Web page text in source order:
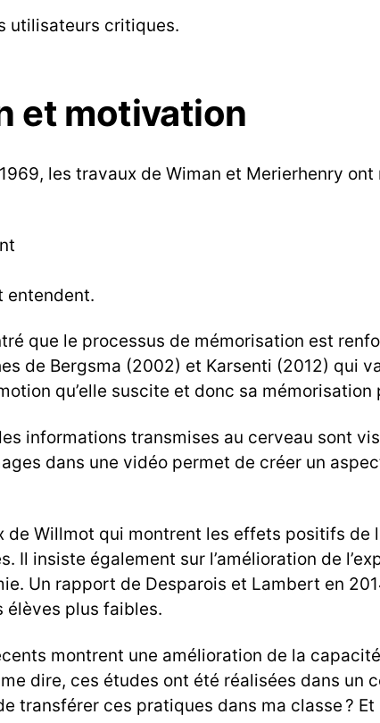
utilisateurs critiques.
et motivation
les travaux de Wiman et Merierhenry
entendent.
que le processus de mémorisation est
de Bergsma (2002) et Karsenti (2012) qui
qu’elle suscite et donc sa mémorisation
informations transmises au cerveau sont
dans une vidéo permet de créer un
de Willmot qui montrent les effets positifs
Il insiste également sur l’amélioration de
Un rapport de Desparois et Lambert en
élèves plus faibles.
montrent une amélioration de la
dire, ces études ont été réalisées dans un
transférer ces pratiques dans ma classe ?